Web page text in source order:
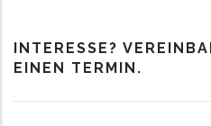
INTERESSE?
EINEN TERMIN.